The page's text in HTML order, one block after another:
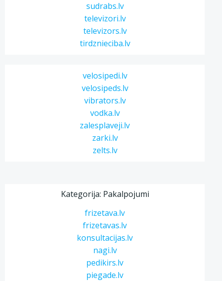
sudrabs.lv
televizori.lv
televizors.lv
tirdznieciba.lv
velosipedi.lv
velosipeds.lv
vibrators.lv
vodka.lv
zalesplaveji.lv
zarki.lv
zelts.lv
Kategorija: Pakalpojumi
frizetava.lv
frizetavas.lv
konsultacijas.lv
nagi.lv
pedikirs.lv
piegade.lv